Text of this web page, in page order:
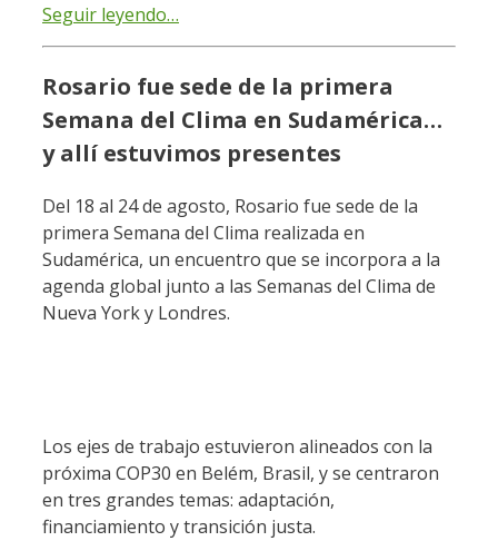
Seguir leyendo…
Rosario fue sede de la primera
Semana del Clima en Sudamérica…
y allí estuvimos presentes
Del 18 al 24 de agosto, Rosario fue sede de la
primera Semana del Clima realizada en
Sudamérica, un encuentro que se incorpora a la
agenda global junto a las Semanas del Clima de
Nueva York y Londres.
Los ejes de trabajo estuvieron alineados con la
próxima COP30 en Belém, Brasil, y se centraron
en tres grandes temas: adaptación,
financiamiento y transición justa.